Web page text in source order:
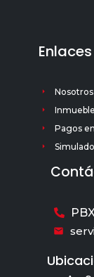
Nosotros
Pagos